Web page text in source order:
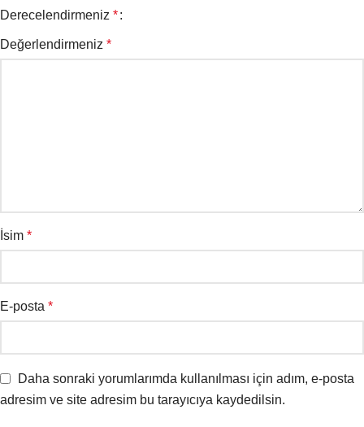
Derecelendirmeniz *
Değerlendirmeniz *
İsim *
E-posta *
Daha sonraki yorumlarımda kullanılması için adım, e-posta
adresim ve site adresim bu tarayıcıya kaydedilsin.